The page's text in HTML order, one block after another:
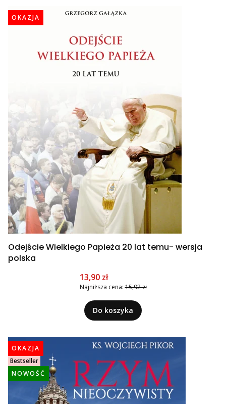
OKAZJA
Odejście Wielkiego Papieża 20 lat temu- wersja
polska
Cena promocyjna
13,90 zł
Najniższa cena: 15,92 zł
Do koszyka
OKAZJA
Bestseller
NOWOŚĆ